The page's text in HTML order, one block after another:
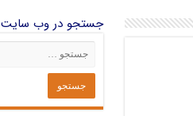
جستجو در وب سایت